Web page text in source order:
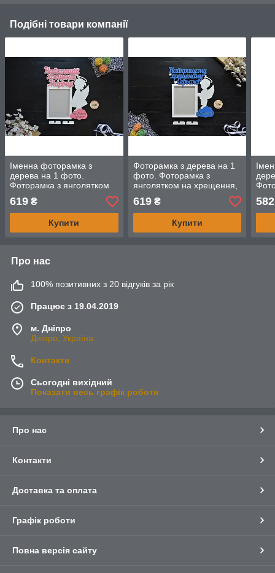
Подібні товари компанії
Іменна фоторамка з
дерева на 1 фото.
Фоторамка з янголятком
на хрещення. хрещеній.
Анголятко
619 ₴
Купити
Фоторамка з дерева на 1
фото. Фоторамка з
янголятком на хрещення,
на хрестини. Хрещеному,
хрещеній. Янгол
619₴
Купити
на
582
Про нас
100% позитивних з 20 відгуків за рік
Працює з 19.04.2019
м. Дніпро
Дніпро, Україна
Контакти
Сьогодні вихідний
Показати весь графік роботи
Про нас
Контакти
Доставка та оплата
Графік роботи
Повна версія сайту